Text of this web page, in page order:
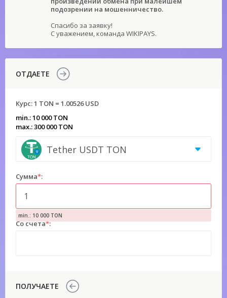
подозрении на мошенничество.
Спасибо за заявку!
С уважением, команда WIKIPAYS.
ОТДАЕТЕ
Курс:1 TON = 1.00526 USD
min.: 10 000 TON
max.: 300 000 TON
Tether USDT TON
Сумма*:
min.: 10 000 TON
Со счета*:
ПОЛУЧАЕТЕ